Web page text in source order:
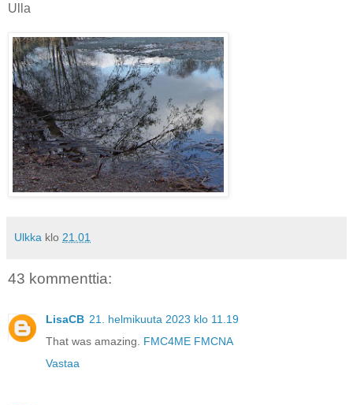
Ulla
Ulkka klo 21.01
43 kommenttia:
LisaCB 21. helmikuuta 2023 klo 11.19
That was amazing. FMC4ME FMCNA
Vastaa